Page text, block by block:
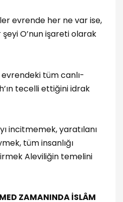
evrende her ne var ise,
O’nun işareti olarak
tüm canlı-
tecelli ettiğini idrak
incitmemek, yaratılanı
tüm insanlığı
Aleviliğin temelini
ZAMANINDA İSLÂM